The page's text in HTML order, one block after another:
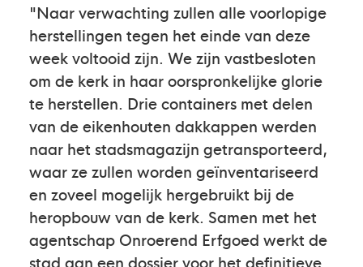
"Naar verwachting zullen alle voorlopige
herstellingen tegen het einde van deze
week voltooid zijn. We zijn vastbesloten
om de kerk in haar oorspronkelijke glorie
te herstellen. Drie containers met delen
van de eikenhouten dakkappen werden
naar het stadsmagazijn getransporteerd,
waar ze zullen worden geïnventariseerd
en zoveel mogelijk hergebruikt bij de
heropbouw van de kerk. Samen met het
agentschap Onroerend Erfgoed werkt de
stad aan een dossier voor het definitieve